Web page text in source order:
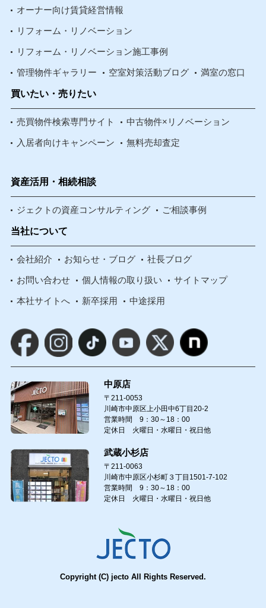
オーナー向け賃貸経営情報
リフォーム・リノベーション
リフォーム・リノベーション施工事例
管理物件ギャラリー 空室対策活動ブログ 満室の窓口
買いたい・売りたい
売買物件検索専門サイト 中古物件×リノベーション
入居者向けキャンペーン 無料売却査定
資産活用・相続相談
ジェクトの資産コンサルティング ご相談事例
当社について
会社紹介 お知らせ・ブログ 社長ブログ
お問い合わせ 個人情報の取り扱い サイトマップ
本社サイトへ 新卒採用 中途採用
中原店
〒211-0053
川崎市中原区上小田中6丁目20-2
営業時間 9：30～18：00
定休日 火曜日・水曜日・祝日他
武蔵小杉店
〒211-0063
川崎市中原区小杉町３丁目1501-7-102
営業時間 9：30～18：00
定休日 火曜日・水曜日・祝日他
Copyright (C) jecto All Rights Reserved.